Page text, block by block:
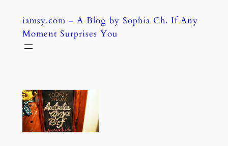
content
iamsy.com – A Blog by Sophia Ch. If Any
Moment Surprises You